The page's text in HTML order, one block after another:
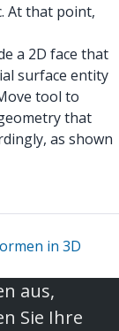
At that point,
a 2D face that
surface entity
tool to
that
as shown
in 3D
aus,
Sie Ihre